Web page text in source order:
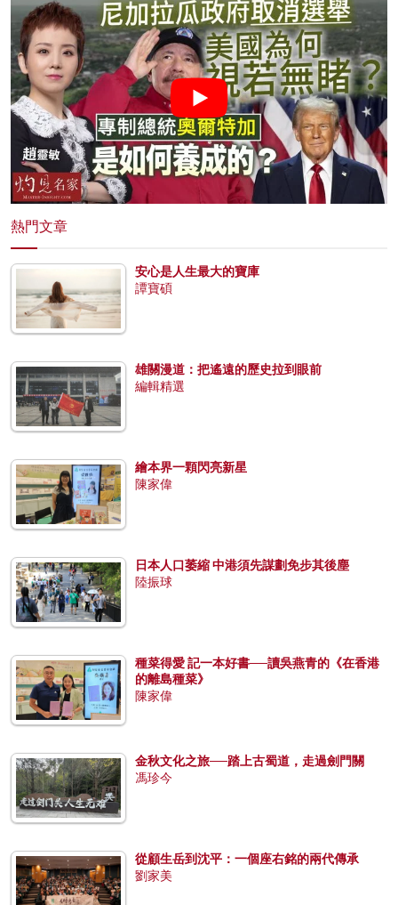
熱門文章
安心是人生最大的寶庫
譚寶碩
雄關漫道：把遙遠的歷史拉到眼前
編輯精選
繪本界一顆閃亮新星
陳家偉
日本人口萎縮 中港須先謀劃免步其後塵
陸振球
種菜得愛 記一本好書──讀吳燕青的《在香港
的離島種菜》
陳家偉
金秋文化之旅──踏上古蜀道，走過劍門關
馮珍今
從顧生岳到沈平：一個座右銘的兩代傳承
劉家美